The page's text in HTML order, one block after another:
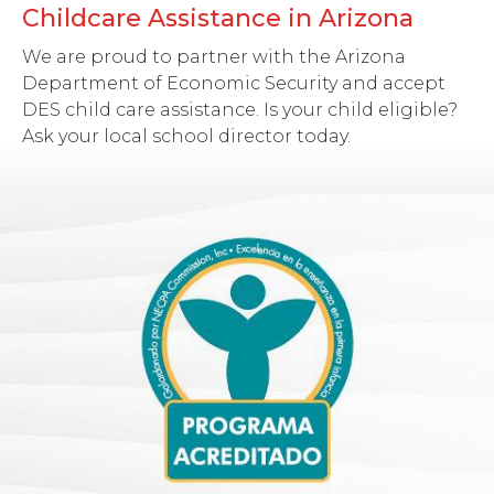
Childcare Assistance in Arizona
We are proud to partner with the Arizona
Department of Economic Security and accept
DES child care assistance. Is your child eligible?
Ask your local school director today.